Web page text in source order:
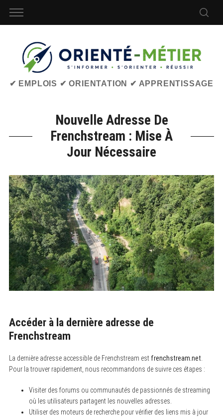
✔ EMPLOIS ✔ ORIENTATION ✔ APPRENTISSAGE
Nouvelle Adresse De
Frenchstream : Mise À
Jour Nécessaire
Accéder à la dernière adresse de
Frenchstream
La dernière adresse accessible de Frenchstream est frenchstream.net
Pour la trouver rapidement, nous recommandons de suivre ces étapes :
Visiter des forums ou communautés de passionnés de streaming
où les utilisateurs partagent les nouvelles adresses.
Utiliser des moteurs de recherche pour vérifier des liens mis à jour